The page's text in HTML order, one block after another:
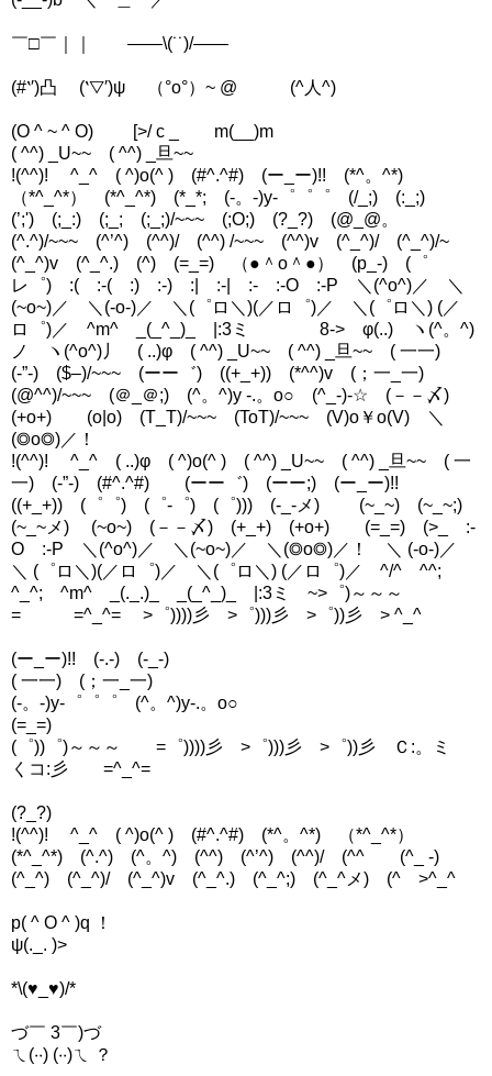
￣□￣｜｜ ——\(˙˙)/——
(#‵′)凸 (‵▽′)ψ （°ο°）~ @ (^人^)
(O ^ ~ ^ O) [>/ c _ m(__)m
( ^^) _U~~ ( ^^) _旦~~
!(^^)! ^_^ ( ^)o(^ ) (#^.^#) (ー_ー)!! (*^。^*)
（*^_^*） (*^_^*) (*_*; (-。-)y-゜゜゜ (/_;) (:_;)
(’;') (;_:) (;_; (;_;)/~~~ (;O;) (?_?) (@_@。
(^.^)/~~~ (^’^) (^^)/ (^^) /~~~ (^^)v (^_^)/ (^_^)/~
(^_^)v (^_^.) (^) (=_=) （●＾o＾●） (p_-) (゜
レ゜) :( :-( :) :-) :| :-| :- :-O :-P ＼(^o^)／ ＼
(~o~)／ ＼(-o-)／ ＼(゜ロ＼)(／ロ゜)／ ＼(゜ロ＼) (／
ロ゜)／ ^m^ _(_^_)_ |:3ミ 8-> φ(..) ヽ(^。^)
ノ ヽ(^o^)丿 ( ..)φ ( ^^) _U~~ ( ^^) _旦~~ ( 一一)
(-”-) ($–)/~~~ (ーー゛) ((+_+)) (*^^)v (；一_一)
(@^^)/~~~ (＠_＠;) (^。^)y -.。o○ (^_-)-☆ (－－〆)
(+o+) (o|o) (T_T)/~~~ (ToT)/~~~ (V)o￥o(V) ＼
(◎o◎)／！
!(^^)! ^_^ ( ..)φ ( ^)o(^ ) ( ^^) _U~~ ( ^^) _旦~~ ( 一
一) (-”-) (#^.^#) (ーー゛) (ーー;) (ー_ー)!!
((+_+)) (゜゜) (゜-゜) (゜))) (-_-メ) (~_~) (~_~;)
(~_~メ) (~o~) (－－〆) (+_+) (+o+) (=_=) (>_ :-
O :-P ＼(^o^)／ ＼(~o~)／ ＼(◎o◎)／！ ＼ (-o-)／
＼ (゜ロ＼)(／ロ゜)／ ＼(゜ロ＼) (／ロ゜)／ ^/^ ^^;
^_^; ^m^ _(._.)_ _(_^_)_ |:3ミ ~>゜)～～～
= =^_^= >゜))))彡 >゜)))彡 >゜))彡 > ^_^
(ー_ー)!! (-.-) (-_-)
( 一一) (；一_一)
(-。-)y-゜゜゜ (^。^)y-.。o○
(=_=)
(゜))゜)～～～ =゜))))彡 >゜)))彡 >゜))彡 Ｃ:。ミ
くコ:彡 =^_^=
(?_?)
!(^^)! ^_^ ( ^)o(^ ) (#^.^#) (*^。^*) （*^_^*）
(*^_^*) (^.^) (^。^) (^^) (^’^) (^^)/ (^^ゞ (^_ -)
(^_^) (^_^)/ (^_^)v (^_^.) (^_^;) (^_^メ) (^ >^_^
p( ^ O ^ )q ！
ψ(._. )>
*\(♥_♥)/*
づ￣ 3￣)づ
ㄟ(‧‧) (‧‧)ㄟ ？